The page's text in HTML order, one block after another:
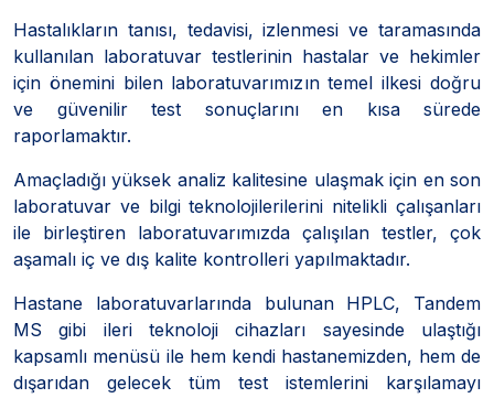
Hastalıkların tanısı, tedavisi, izlenmesi ve taramasında
kullanılan laboratuvar testlerinin hastalar ve hekimler
için önemini bilen laboratuvarımızın temel ilkesi doğru
ve güvenilir test sonuçlarını en kısa sürede
raporlamaktır.
Amaçladığı yüksek analiz kalitesine ulaşmak için en son
laboratuvar ve bilgi teknolojilerilerini nitelikli çalışanları
ile birleştiren laboratuvarımızda çalışılan testler, çok
aşamalı iç ve dış kalite kontrolleri yapılmaktadır.
Hastane laboratuvarlarında bulunan HPLC, Tandem
MS gibi ileri teknoloji cihazları sayesinde ulaştığı
kapsamlı menüsü ile hem kendi hastanemizden, hem de
dışarıdan gelecek tüm test istemlerini karşılamayı